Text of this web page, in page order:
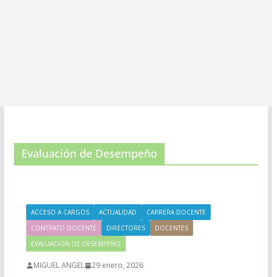
Evaluación de Desempeño
ACCESO A CARGOS ACTUALIDAD
CARRERA DOCENTE
CONTRATO DOCENTE
DIRECTORES
DOCENTES
EVALUACIÓN DE DESEMPEÑO
MIGUEL ANGEL 29 enero, 2026